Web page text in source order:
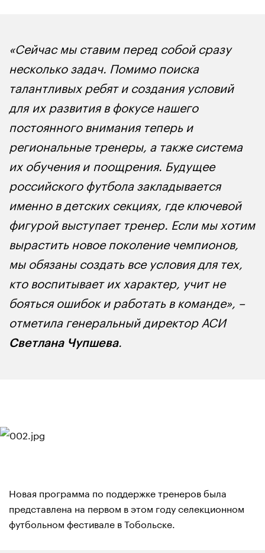
«Сейчас мы ставим перед собой сразу
несколько задач. Помимо поиска
талантливых ребят и создания условий
для их развития в фокусе нашего
постоянного внимания теперь и
региональные тренеры, а также система
их обучения и поощрения. Будущее
российского футбола закладывается
именно в детских секциях, где ключевой
фигурой выступает тренер. Если мы хотим
вырастить новое поколение чемпионов,
мы обязаны создать все условия для тех,
кто воспитывает их характер, учит не
бояться ошибок и работать в команде», –
отметила генеральный директор АСИ
Светлана Чупшева.
Новая программа по поддержке тренеров была
представлена на первом в этом году селекционном
футбольном фестивале в Тобольске.